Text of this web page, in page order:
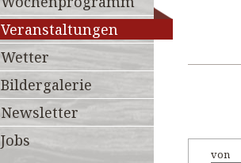
von
Veranstaltungen
Wetter
Bildergalerie
Newsletter
Jobs